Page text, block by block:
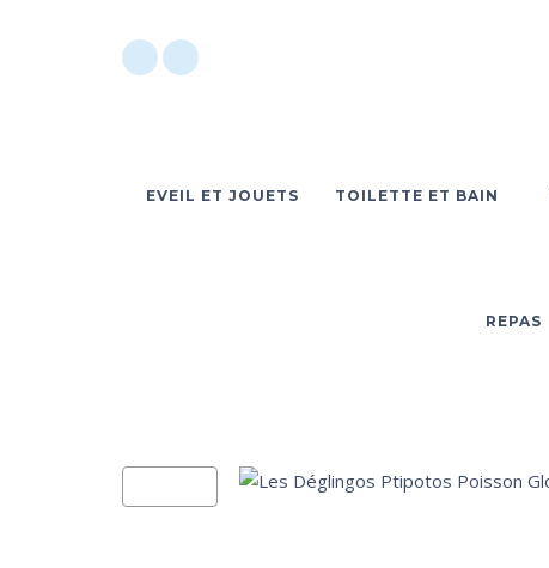
EVEIL ET JOUETS TOILETTE ET BAIN
REPAS